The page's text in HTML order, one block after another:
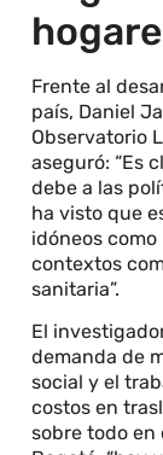
Frente al
país, Daniel
Observatorio
aseguró: “Es
debe a las
ha visto que
idóneos
contextos
sanitaria”.
El
demanda de
social y el
costos en
sobre todo en